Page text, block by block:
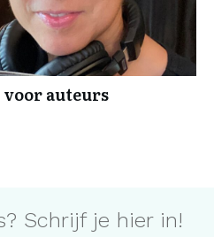
auteurs
Schrijf je hier in!